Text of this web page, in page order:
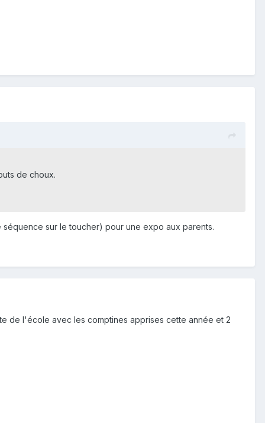
de choux.
sur le toucher) pour une expo aux parents.
de l'école avec les comptines apprises cette année et 2